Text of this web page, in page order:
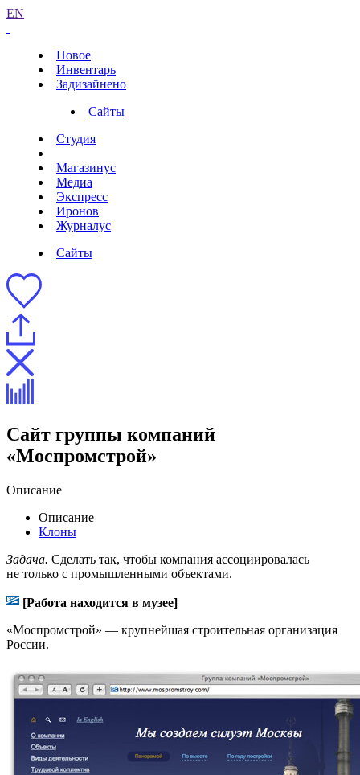
EN
Новое
Инвентарь
Задизайнено
Сайты
Студия
Магазинус
Медиа
Экспресс
Иронов
Журналус
Сайты
Сайт группы компаний
«Моспромстрой»
Описание
Описание
Клоны
Задача. Сделать так, чтобы компания ассоциировалась
не только с промышленными объектами.
[Работа находится в музее]
«Моспромстрой» — крупнейшая строительная организация
России.